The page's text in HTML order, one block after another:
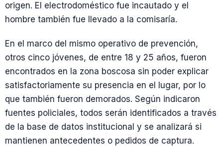
origen. El electrodoméstico fue incautado y el
hombre también fue llevado a la comisaría.
En el marco del mismo operativo de prevención,
otros cinco jóvenes, de entre 18 y 25 años, fueron
encontrados en la zona boscosa sin poder explicar
satisfactoriamente su presencia en el lugar, por lo
que también fueron demorados. Según indicaron
fuentes policiales, todos serán identificados a través
de la base de datos institucional y se analizará si
mantienen antecedentes o pedidos de captura.